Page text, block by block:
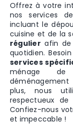
Offrez à votre
nos services
incluant le
cuisine et de la
régulier afin de
quotidien.
services
ménage de
plus, nous
respectueux
Confiez-nous
et impeccable !